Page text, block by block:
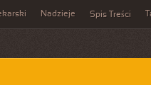
Nadzieje Spis Treści